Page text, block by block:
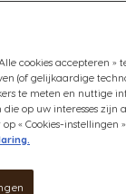
NEO THEE
cookies accepteren
(of gelijkaardige
te meten en nuttige
op uw interesses zijn
« Cookies-instellingen